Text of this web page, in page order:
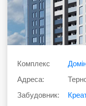
Комплекс
Адреса:
Забудовник: